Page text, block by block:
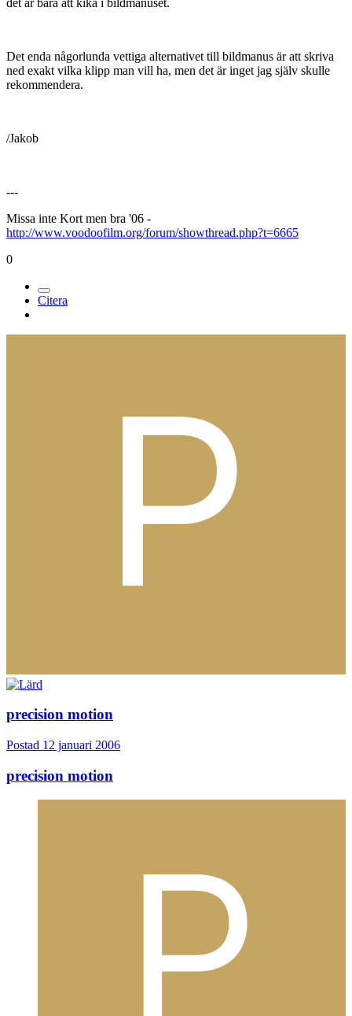
Det enda någorlunda vettiga alternativet till bildmanus är att skriva
ned exakt vilka klipp man vill ha, men det är inget jag själv skulle
rekommendera.
/Jakob
---
Missa inte Kort men bra '06 -
http://www.voodoofilm.org/forum/showthread.php?t=6665
0
Citera
precision motion
Postad 12 januari 2006
precision motion